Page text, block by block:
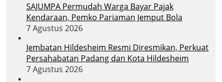
SAJUMPA Permudah Warga Bayar Pajak
Kendaraan, Pemko Pariaman Jemput Bola
7 Agustus 2026
Jembatan Hildesheim Resmi Diresmikan, Perkuat
Persahabatan Padang dan Kota Hildesheim
7 Agustus 2026